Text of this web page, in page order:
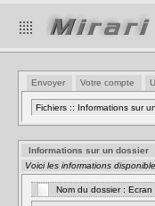
Envoyer Votre compte
Fichiers :: Informations sur
Informations sur un dossier
Voici les informations
Nom du dossier : Ecran